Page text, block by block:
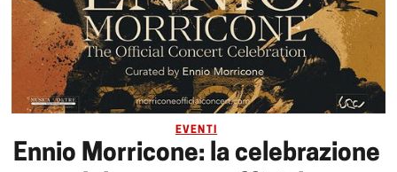
EVENTI
Ennio Morricone: la celebrazione